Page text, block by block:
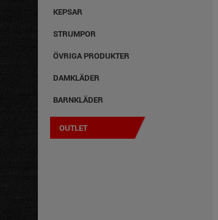
KEPSAR
STRUMPOR
ÖVRIGA PRODUKTER
DAMKLÄDER
BARNKLÄDER
OUTLET